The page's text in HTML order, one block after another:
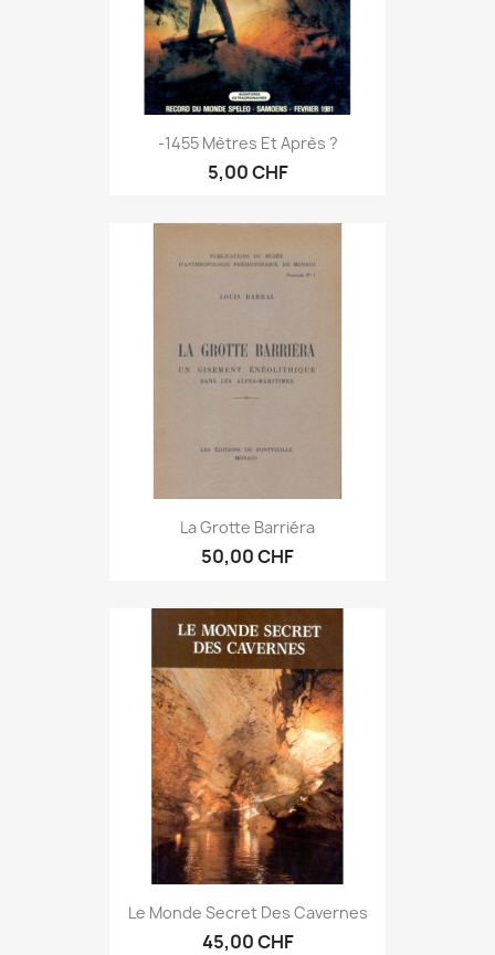
-1455 Mètres Et Après ?
5,00 CHF
La Grotte Barriéra
50,00 CHF
Le Monde Secret Des Cavernes
45,00 CHF